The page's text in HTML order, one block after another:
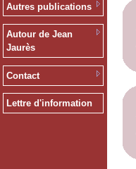
Autres publications
Autour de Jean
Jaurès
Contact
Lettre d'information